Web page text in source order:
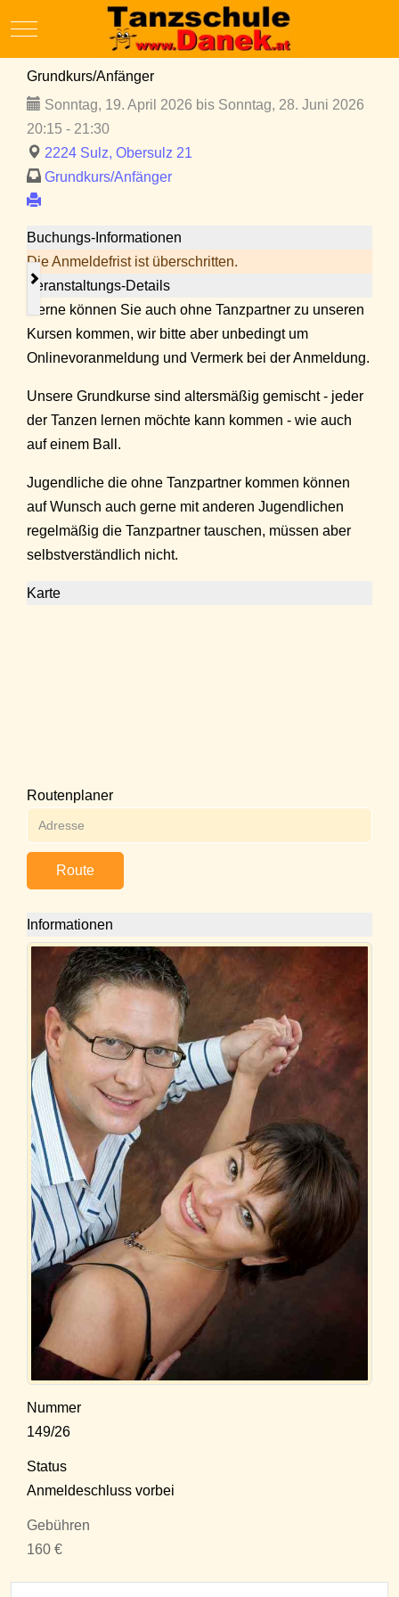
Mobile Menu Toggle
Grundkurs/Anfänger
Sonntag, 19. April 2026 bis Sonntag, 28. Juni 2026
20:15 - 21:30
2224 Sulz, Obersulz 21
Grundkurs/Anfänger
Buchungs-Informationen
Die Anmeldefrist ist überschritten.
Veranstaltungs-Details
Gerne können Sie auch ohne Tanzpartner zu unseren
Kursen kommen, wir bitte aber unbedingt um
Onlinevoranmeldung und Vermerk bei der Anmeldung.
Unsere Grundkurse sind altersmäßig gemischt - jeder
der Tanzen lernen möchte kann kommen - wie auch
auf einem Ball.
Jugendliche die ohne Tanzpartner kommen können
auf Wunsch auch gerne mit anderen Jugendlichen
regelmäßig die Tanzpartner tauschen, müssen aber
selbstverständlich nicht.
Karte
Routenplaner
Route
Informationen
Nummer
149/26
Status
Anmeldeschluss vorbei
Gebühren
160 €